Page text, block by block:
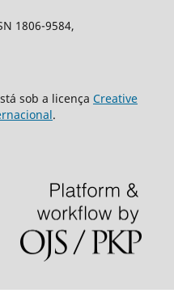
1806-9584,
sob a licença Creative
.